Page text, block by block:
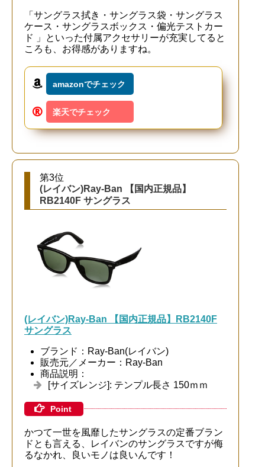
「サングラス拭き・サングラス袋・サングラス
ケース・サングラスボックス・偏光テストカー
ド 」といった付属アクセサリーが充実してると
ころも、お得感がありますね。
amazonでチェック
楽天でチェック
第3位
(レイバン)Ray-Ban 【国内正規品】
RB2140F サングラス
(レイバン)Ray-Ban 【国内正規品】RB2140F
サングラス
ブランド：Ray-Ban(レイバン)
販売元／メーカー：Ray-Ban
商品説明：
[サイズレンジ]: テンプル長さ 150ｍｍ
Point
かつて一世を風靡したサングラスの定番ブラン
ドとも言える、レイバンのサングラスですが侮
るなかれ、良いモノは良いんです！